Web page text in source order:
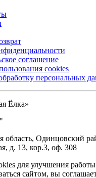
соглашение
cookies
персональных
Ёлка»
область, Одинцовский
д. 13, кор.3, оф. 308
для улучшения работы
сайтом, вы